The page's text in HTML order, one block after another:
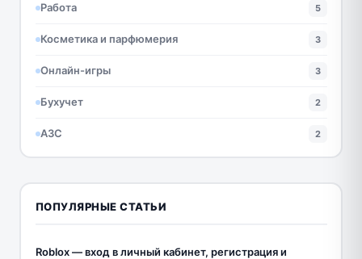
Работа 5
Косметика и парфюмерия 3
Онлайн-игры 3
Бухучет 2
АЗС 2
ПОПУЛЯРНЫЕ СТАТЬИ
Roblox — вход в личный кабинет, регистрация и